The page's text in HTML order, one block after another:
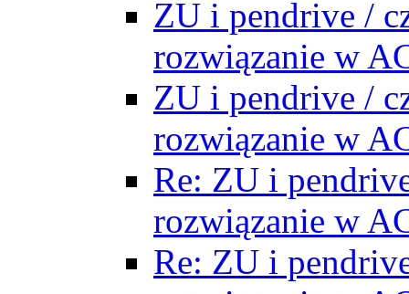
ZU i pendrive /
rozwiązanie w
ZU i pendrive /
rozwiązanie w
Re: ZU i
rozwiązanie w
Re: ZU i